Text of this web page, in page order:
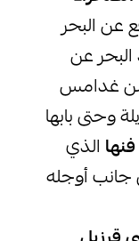
عن البحر
عن
من غدامس
وحتى بابها
الذي
جانب أوجله